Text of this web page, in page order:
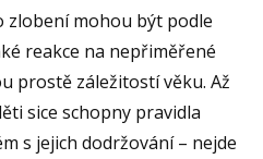
zlobení mohou být podle
reakce na nepřiměřené
prostě záležitostí věku. Až
sice schopny pravidla
s jejich dodržování – nejde